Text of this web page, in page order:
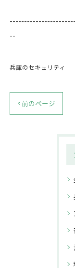
--
兵庫のセキュリティ
< 前のページ